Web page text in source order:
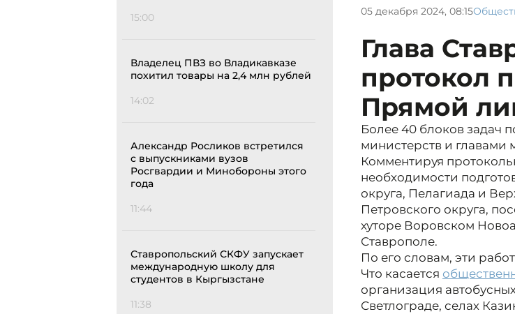
15:00
Владелец ПВЗ во Владикавказе
похитил товары на 2,4 млн рублей
14:02
Александр Росликов встретился
с выпускниками вузов
Росгвардии и Минобороны этого
года
11:44
Ставропольский СКФУ запускает
международную школу для
студентов в Кыргызстане
11:38
05 декабря 2024, 08:15
Глава
протокол
Прямой
Более 40 блоков задач
министерств и
Комментируя
необходимости
округа, Пелагиада и
Петровского округа,
хуторе Воровском
Ставрополе.
По его словам, эти
Что касается
организация
Светлограде, селах